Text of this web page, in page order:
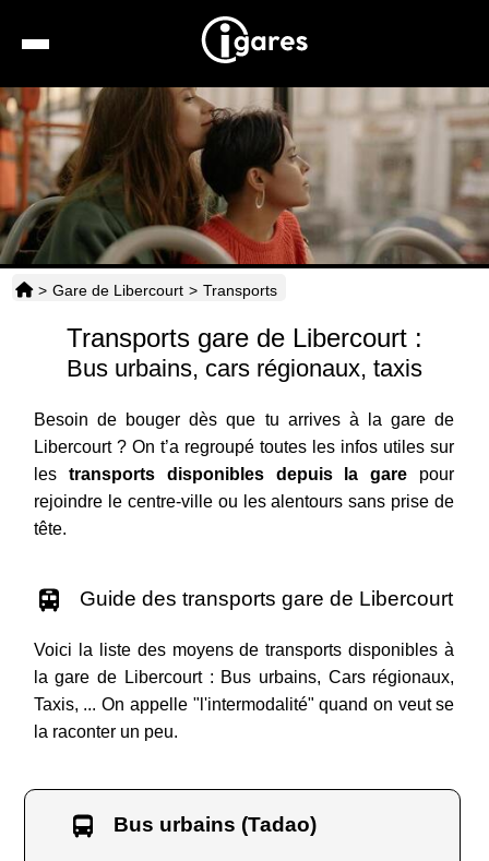
Recherche
Location de voiture
Hôtels
Taxis
Transports
Horaires
> Gare de Libercourt > Transports
Transports gare de Libercourt :
Bus urbains, cars régionaux, taxis
Besoin de bouger dès que tu arrives à la gare de
Libercourt ? On t’a regroupé toutes les infos utiles sur
les transports disponibles depuis la gare pour
rejoindre le centre-ville ou les alentours sans prise de
tête.
Guide des transports gare de Libercourt
Voici la liste des moyens de transports disponibles à
la gare de Libercourt : Bus urbains, Cars régionaux,
Taxis, ... On appelle "l'intermodalité" quand on veut se
la raconter un peu.
Bus urbains (Tadao)